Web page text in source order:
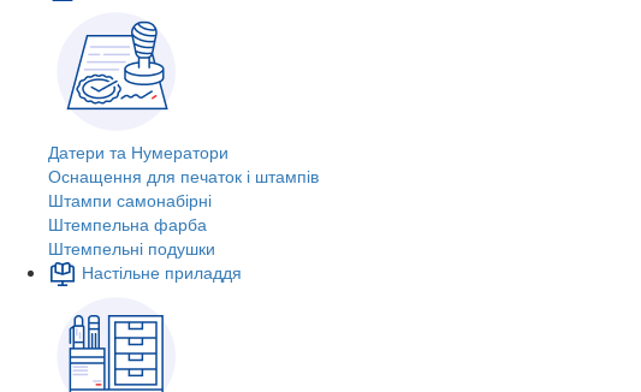
Датери та Нумератори
Оснащення для печаток і штампів
Штампи самонабірні
Штемпельна фарба
Штемпельні подушки
Настільне приладдя